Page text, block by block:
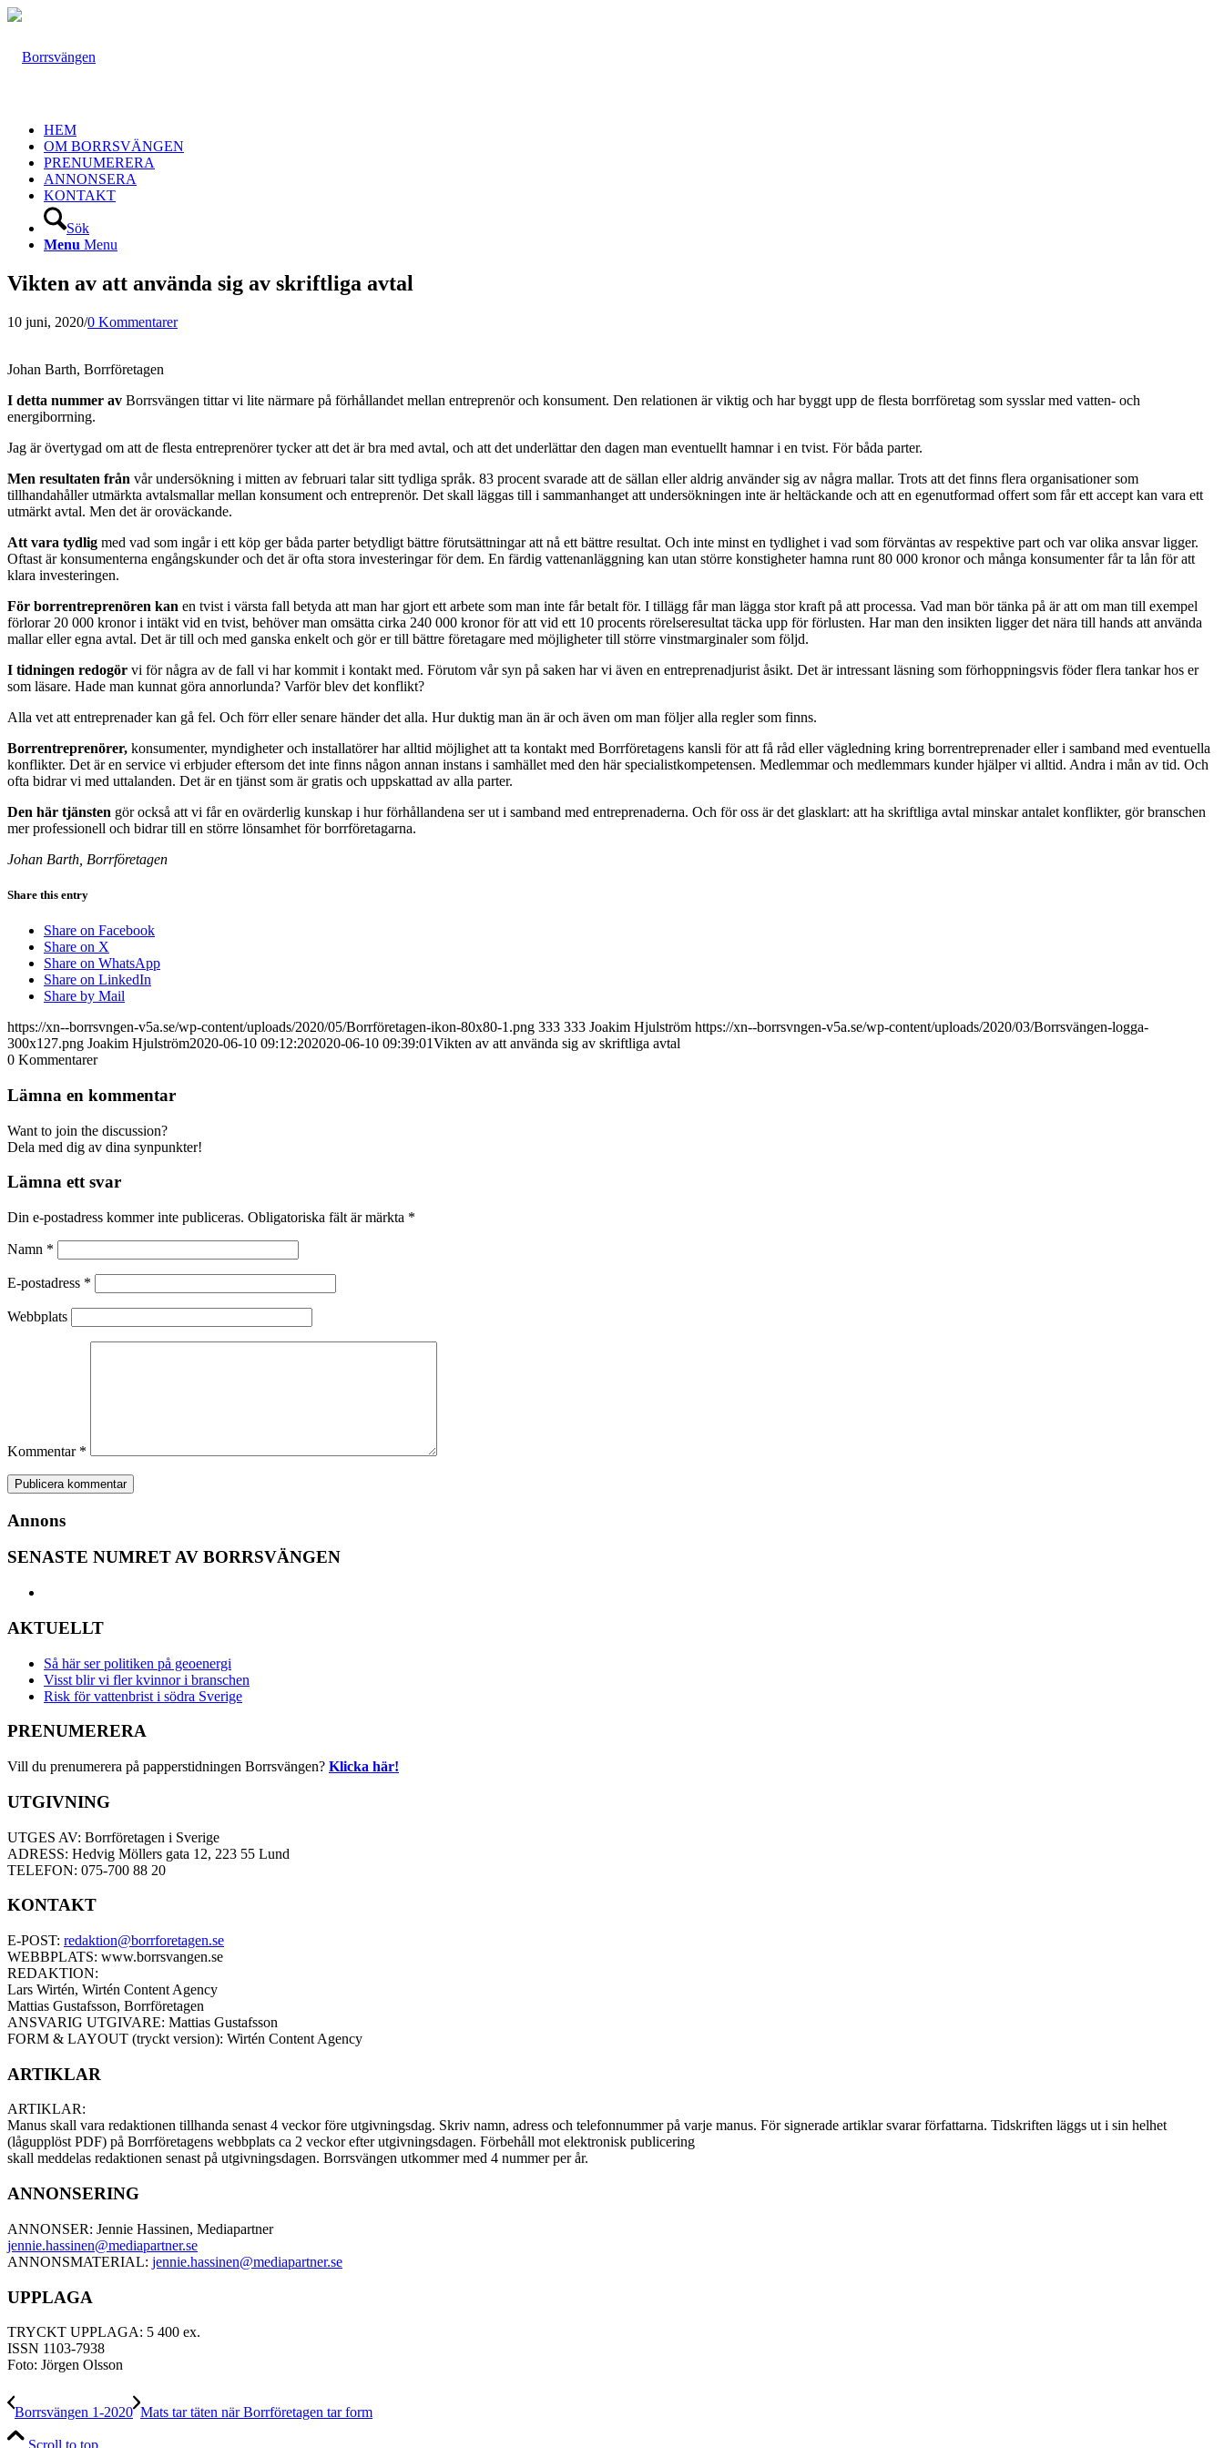
HEM
OM BORRSVÄNGEN
PRENUMERERA
ANNONSERA
KONTAKT
Sök
Menu Menu
Vikten av att använda sig av skriftliga avtal
10 juni, 2020/0 Kommentarer
Johan Barth, Borrföretagen
I detta nummer av Borrsvängen tittar vi lite närmare på förhållandet mellan entreprenör och konsument. Den relationen är viktig och har byggt upp de flesta borrföretag som sysslar med vatten- och
energiborrning.
Jag är övertygad om att de flesta entreprenörer tycker att det är bra med avtal, och att det underlättar den dagen man eventuellt hamnar i en tvist. För båda parter.
Men resultaten från vår undersökning i mitten av februari talar sitt tydliga språk. 83 procent svarade att de sällan eller aldrig använder sig av några mallar. Trots att det finns flera organisationer som
tillhandahåller utmärkta avtalsmallar mellan konsument och entreprenör. Det skall läggas till i sammanhanget att undersökningen inte är heltäckande och att en egenutformad offert som får ett accept kan vara ett
utmärkt avtal. Men det är oroväckande.
Att vara tydlig med vad som ingår i ett köp ger båda parter betydligt bättre förutsättningar att nå ett bättre resultat. Och inte minst en tydlighet i vad som förväntas av respektive part och var olika ansvar ligger.
Oftast är konsumenterna engångskunder och det är ofta stora investeringar för dem. En färdig vattenanläggning kan utan större konstigheter hamna runt 80 000 kronor och många konsumenter får ta lån för att
klara investeringen.
För borrentreprenören kan en tvist i värsta fall betyda att man har gjort ett arbete som man inte får betalt för. I tillägg får man lägga stor kraft på att processa. Vad man bör tänka på är att om man till exempel
förlorar 20 000 kronor i intäkt vid en tvist, behöver man omsätta cirka 240 000 kronor för att vid ett 10 procents rörelseresultat täcka upp för förlusten. Har man den insikten ligger det nära till hands att använda
mallar eller egna avtal. Det är till och med ganska enkelt och gör er till bättre företagare med möjligheter till större vinstmarginaler som följd.
I tidningen redogör vi för några av de fall vi har kommit i kontakt med. Förutom vår syn på saken har vi även en entreprenadjurist åsikt. Det är intressant läsning som förhoppningsvis föder flera tankar hos er
som läsare. Hade man kunnat göra annorlunda? Varför blev det konflikt?
Alla vet att entreprenader kan gå fel. Och förr eller senare händer det alla. Hur duktig man än är och även om man följer alla regler som finns.
Borrentreprenörer, konsumenter, myndigheter och installatörer har alltid möjlighet att ta kontakt med Borrföretagens kansli för att få råd eller vägledning kring borrentreprenader eller i samband med eventuella
konflikter. Det är en service vi erbjuder eftersom det inte finns någon annan instans i samhället med den här specialistkompetensen. Medlemmar och medlemmars kunder hjälper vi alltid. Andra i mån av tid. Och
ofta bidrar vi med uttalanden. Det är en tjänst som är gratis och uppskattad av alla parter.
Den här tjänsten gör också att vi får en ovärderlig kunskap i hur förhållandena ser ut i samband med entreprenaderna. Och för oss är det glasklart: att ha skriftliga avtal minskar antalet konflikter, gör branschen
mer professionell och bidrar till en större lönsamhet för borrföretagarna.
Johan Barth, Borrföretagen
Share this entry
Share on Facebook
Share on X
Share on WhatsApp
Share on LinkedIn
Share by Mail
https://xn--borrsvngen-v5a.se/wp-content/uploads/2020/05/Borrföretagen-ikon-80x80-1.png 333 333 Joakim Hjulström https://xn--borrsvngen-v5a.se/wp-content/uploads/2020/03/Borrsvängen-logga-
300x127.png Joakim Hjulström2020-06-10 09:12:202020-06-10 09:39:01Vikten av att använda sig av skriftliga avtal
0 Kommentarer
Lämna en kommentar
Want to join the discussion?
Dela med dig av dina synpunkter!
Lämna ett svar
Din e-postadress kommer inte publiceras. Obligatoriska fält är märkta *
Namn *
E-postadress *
Webbplats
Kommentar *
Annons
SENASTE NUMRET AV BORRSVÄNGEN
AKTUELLT
Så här ser politiken på geoenergi
Visst blir vi fler kvinnor i branschen
Risk för vattenbrist i södra Sverige
PRENUMERERA
Vill du prenumerera på papperstidningen Borrsvängen? Klicka här!
UTGIVNING
UTGES AV: Borrföretagen i Sverige
ADRESS: Hedvig Möllers gata 12, 223 55 Lund
TELEFON: 075-700 88 20
KONTAKT
E-POST: redaktion@borrforetagen.se
WEBBPLATS: www.borrsvangen.se
REDAKTION:
Lars Wirtén, Wirtén Content Agency
Mattias Gustafsson, Borrföretagen
ANSVARIG UTGIVARE: Mattias Gustafsson
FORM & LAYOUT (tryckt version): Wirtén Content Agency
ARTIKLAR
ARTIKLAR:
Manus skall vara redaktionen tillhanda senast 4 veckor före utgivningsdag. Skriv namn, adress och telefonnummer på varje manus. För signerade artiklar svarar författarna. Tidskriften läggs ut i sin helhet
(lågupplöst PDF) på Borrföretagens webbplats ca 2 veckor efter utgivningsdagen. Förbehåll mot elektronisk publicering
skall meddelas redaktionen senast på utgivningsdagen. Borrsvängen utkommer med 4 nummer per år.
ANNONSERING
ANNONSER: Jennie Hassinen, Mediapartner
jennie.hassinen@mediapartner.se
ANNONSMATERIAL: jennie.hassinen@mediapartner.se
UPPLAGA
TRYCKT UPPLAGA: 5 400 ex.
ISSN 1103-7938
Foto: Jörgen Olsson
Borrsvängen 1-2020 Mats tar täten när Borrföretagen tar form